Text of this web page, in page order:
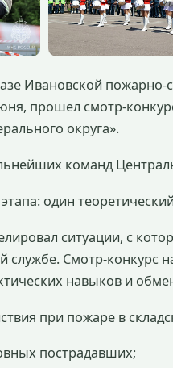
Ивановской
прошел смотр-
округа».
команд
один
ситуации, с
службе. Смотр-
навыков и
при пожаре в
пострадавших;